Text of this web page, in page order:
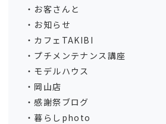
お客さんと
お知らせ
カフェTAKIBI
プチメンテナンス講座
モデルハウス
岡山店
感謝祭ブログ
暮らしphoto